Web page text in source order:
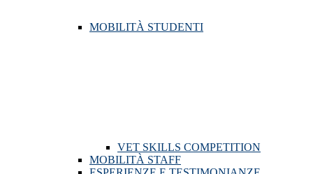
MOBILITÀ STUDENTI
VET SKILLS COMPETITION
MOBILITÀ STAFF